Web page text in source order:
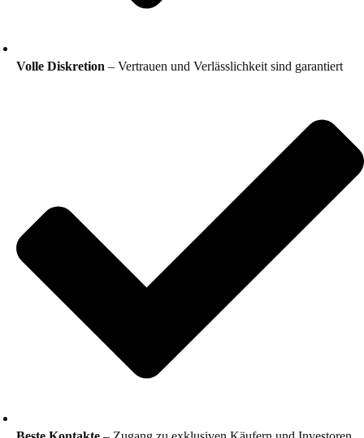
Volle Diskretion – Vertrauen und Verlässlichkeit sind garantiert